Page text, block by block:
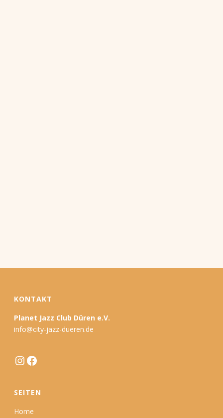
KONTAKT
Planet Jazz Club Düren e.V.
info@city-jazz-dueren.de
Instagram
Facebook
SEITEN
Home